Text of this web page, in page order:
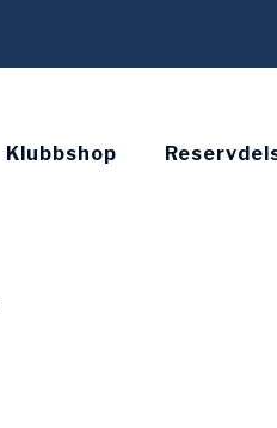
Klubbshop